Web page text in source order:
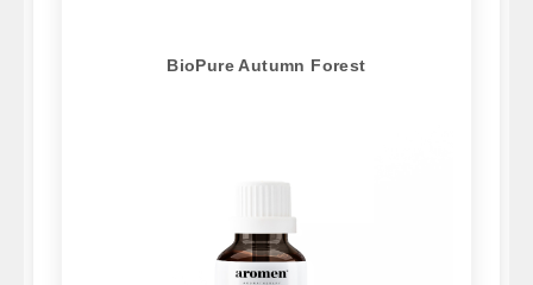
BioPure Autumn Forest